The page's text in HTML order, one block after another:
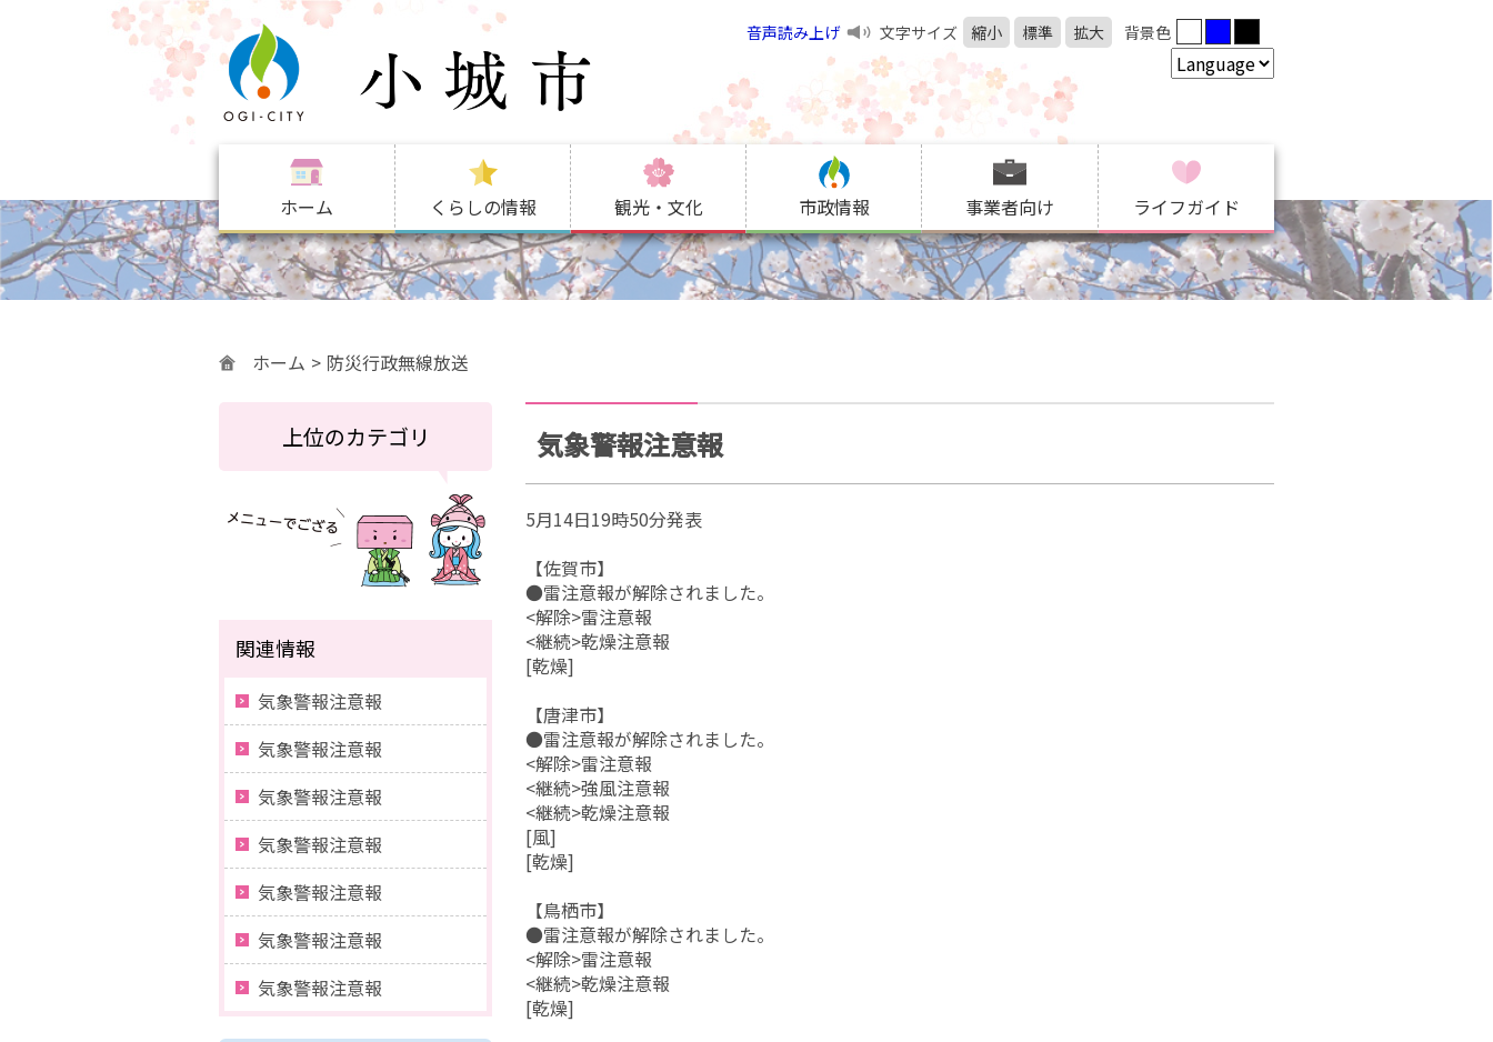
音声読み上げ 文字サイズ 縮小 標準 拡大 背景色
ホーム くらしの情報 観光・文化 市政情報 事業者向け ライフガイド
ホーム 防災行政無線放送
気象警報注意報
5月14日19時50分発表
【佐賀市】
●雷注意報が解除されました。
<解除>雷注意報
<継続>乾燥注意報
[乾燥]
【唐津市】
●雷注意報が解除されました。
<解除>雷注意報
<継続>強風注意報
<継続>乾燥注意報
[風]
[乾燥]
【鳥栖市】
●雷注意報が解除されました。
<解除>雷注意報
<継続>乾燥注意報
[乾燥]
上位のカテゴリ
関連情報
気象警報注意報
気象警報注意報
気象警報注意報
気象警報注意報
気象警報注意報
気象警報注意報
気象警報注意報